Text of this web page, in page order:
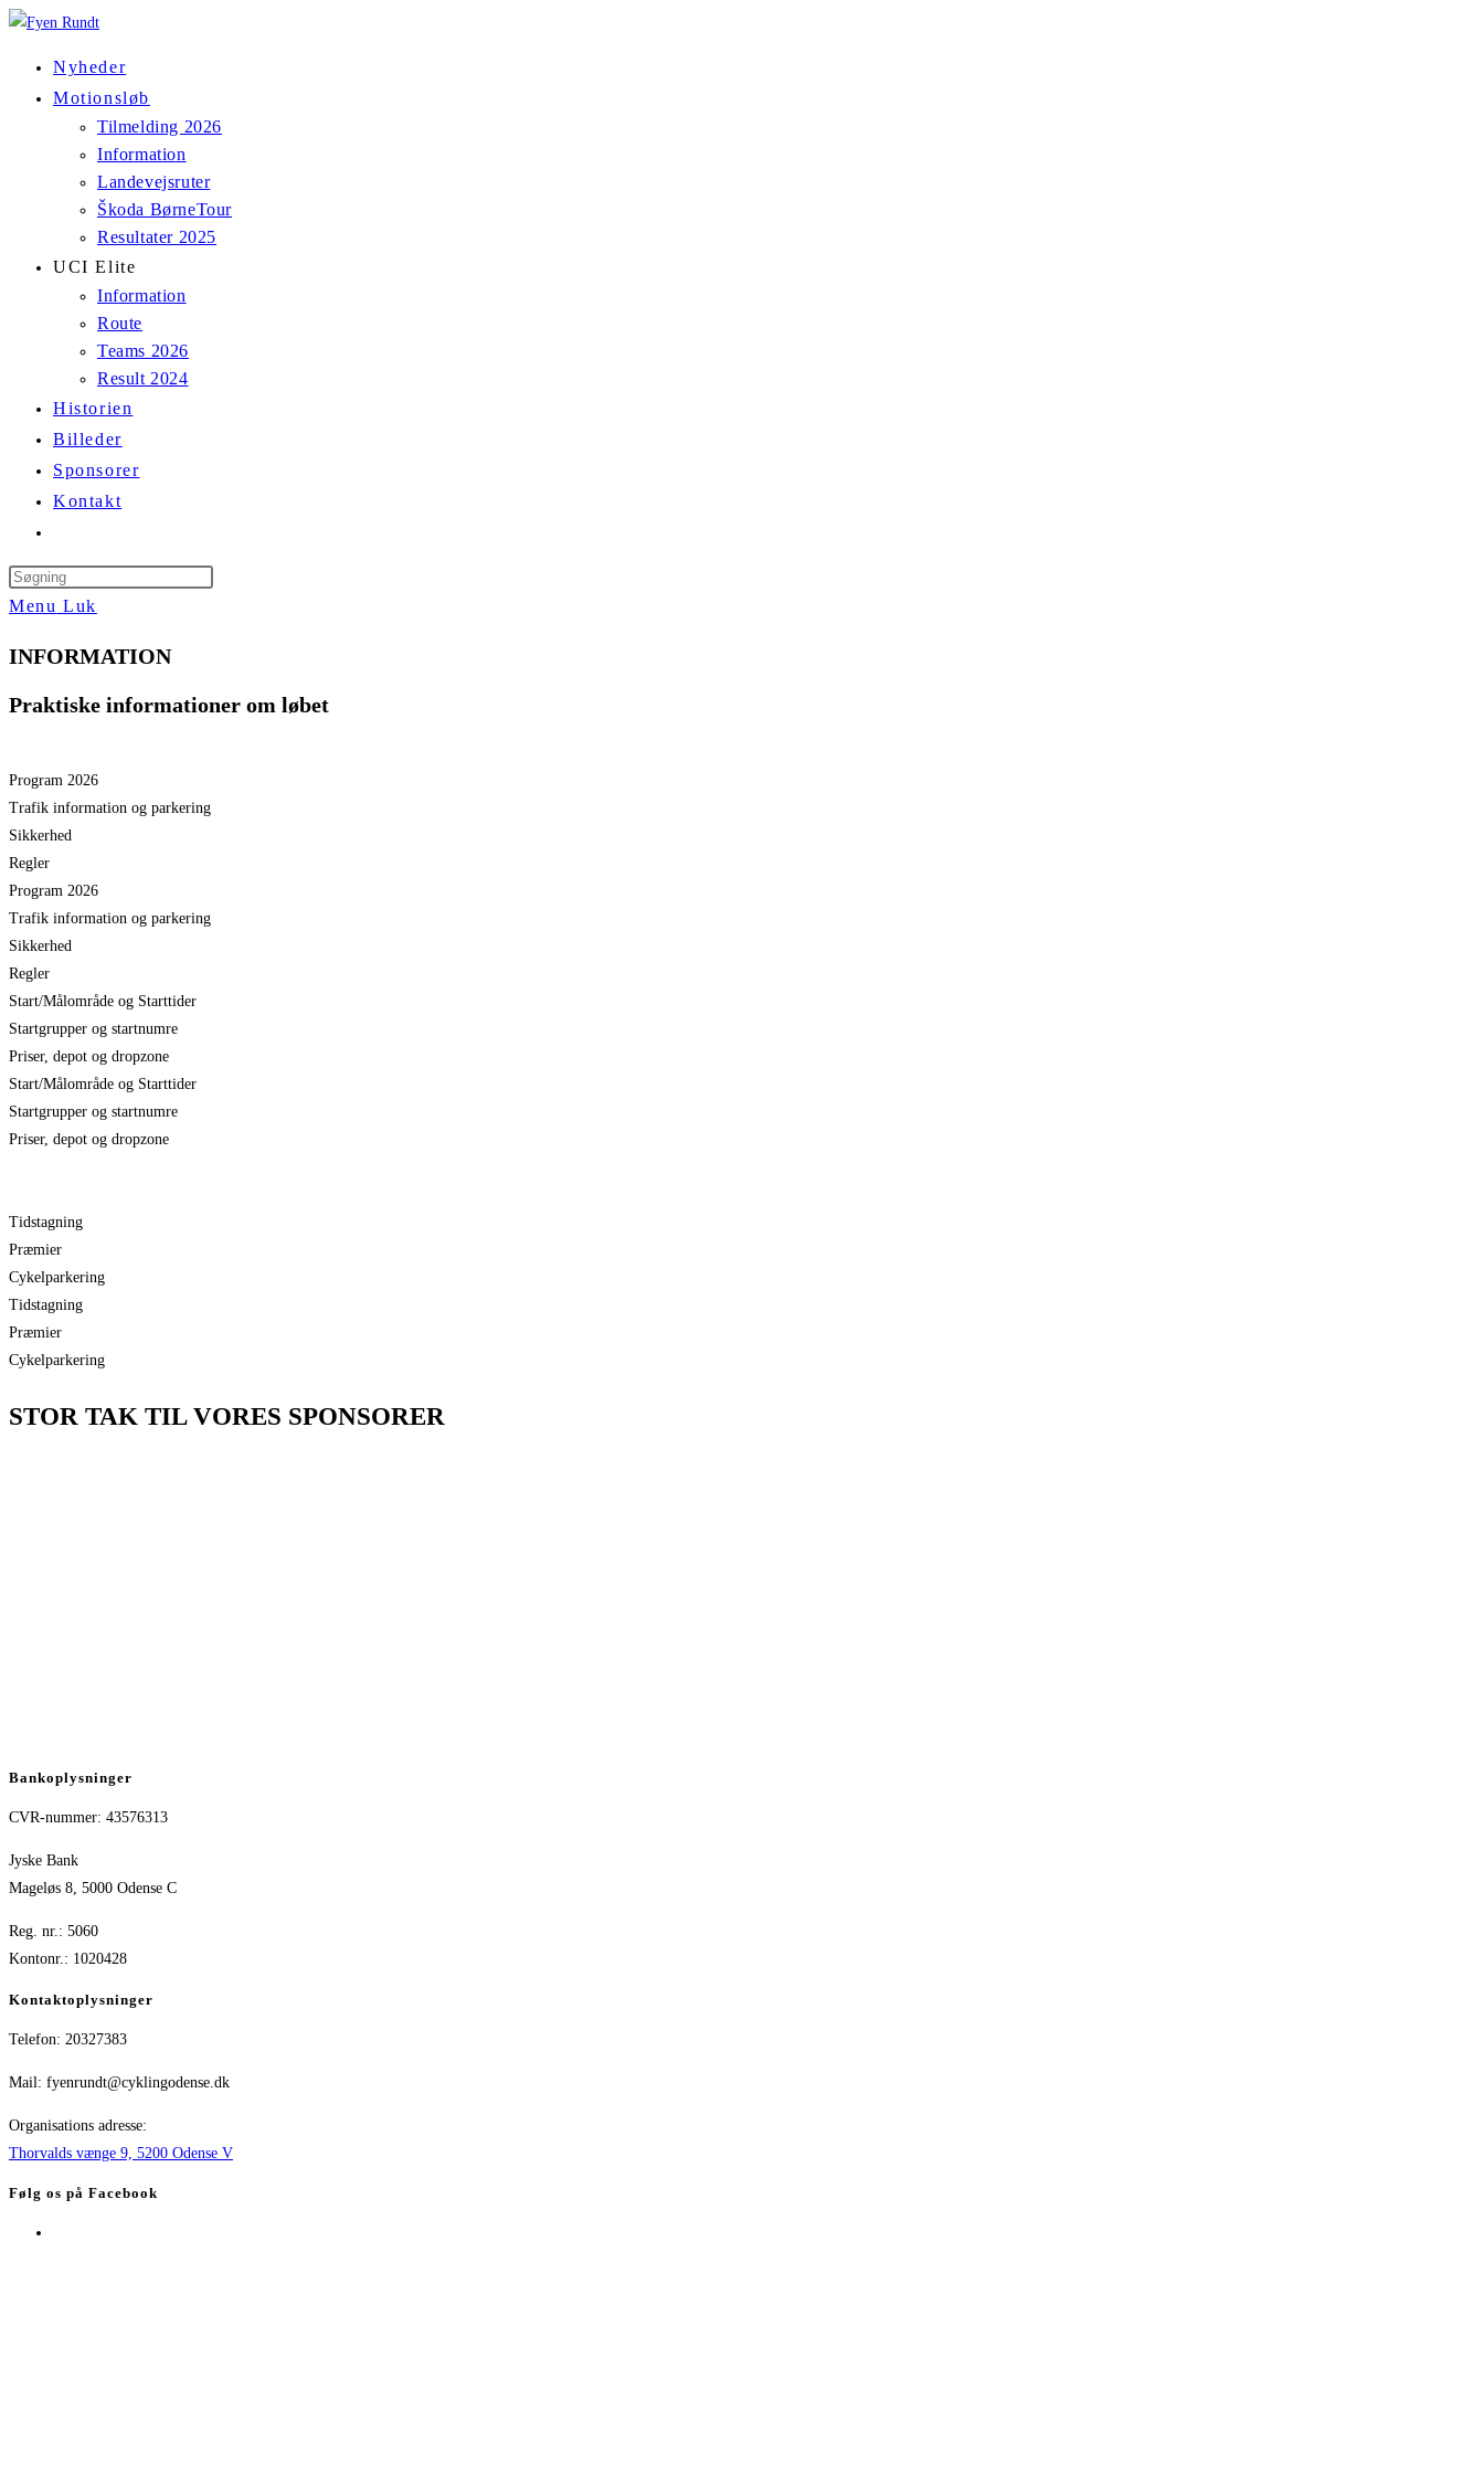
Skip
Nyheder
Motionsløb
Tilmelding 2026
Information
Landevejsruter
Škoda BørneTour
Resultater 2025
UCI Elite
Information
Route
Teams 2026
Result 2024
Historien
Billeder
Sponsorer
Kontakt
website
search
search
Menu Luk
INFORMATION
Praktiske informationer om løbet
Program 2026
Trafik information og parkering
Sikkerhed
Regler
Program 2026
Trafik information og parkering
Sikkerhed
Regler
Start/Målområde og Starttider
Startgrupper og startnumre
Priser, depot og dropzone
Start/Målområde og Starttider
Startgrupper og startnumre
Priser, depot og dropzone
Tidstagning
Præmier
Cykelparkering
Tidstagning
Præmier
Cykelparkering
STOR TAK TIL VORES SPONSORER
Bankoplysninger
CVR-nummer: 43576313
Jyske Bank
Mageløs 8, 5000 Odense C
Reg. nr.: 5060
Kontonr.: 1020428
Kontaktoplysninger
Telefon: 20327383
Mail: fyenrundt@cyklingodense.dk
Organisations adresse:
Thorvalds vænge 9, 5200 Odense V
Følg os på Facebook